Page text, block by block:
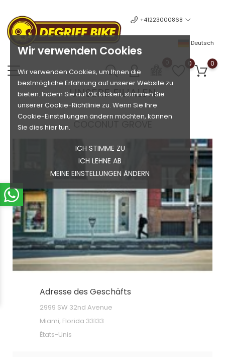
Wir verwenden Cookies
Wir verwenden Cookies, um Ihnen die
bestmögliche Erfahrung auf unserer Website zu
bieten. Indem Sie auf OK klicken, stimmen Sie
unserer Cookie-Richtlinie zu. Wenn Sie Ihre
Cookie-Einstellungen ändern möchten, können
Sie dies hier tun.
ICH STIMME ZU
ICH LEHNE AB
MEINE EINSTELLUNGEN ÄNDERN
+41223000868
Deutsch
0 0
UNSERE FILIALEN
COCONUT GROVE
Adresse des Geschäfts
2999 SW 32nd Avenue
Miami, Florida 33133
États-Unis